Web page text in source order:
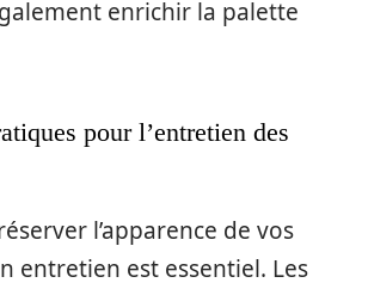
enrichir la palette
pour l’entretien des
l’apparence de vos
entretien est essentiel. Les